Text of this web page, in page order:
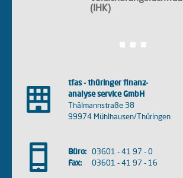
(IHK)
tfas - thüringer finanz-
analyse service GmbH
Thälmannstraße 38
99974 Mühlhausen/Thüringen
Büro: 03601 - 41 97 - 0
Fax:
03601 - 41 97 - 16